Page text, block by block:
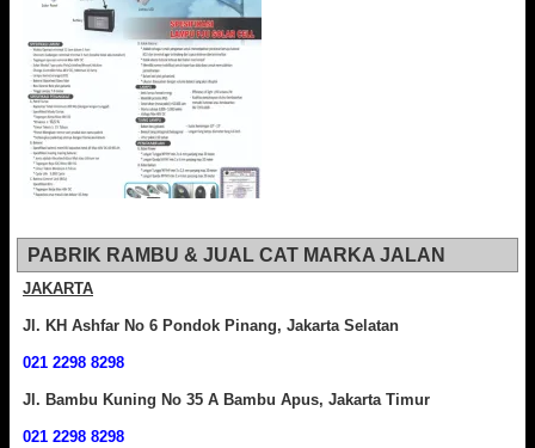
PABRIK RAMBU & JUAL CAT MARKA JALAN
JAKARTA
Jl. KH Ashfar No 6 Pondok Pinang, Jakarta Selatan
021 2298 8298
Jl. Bambu Kuning No 35 A Bambu Apus, Jakarta Timur
021 2298 8298